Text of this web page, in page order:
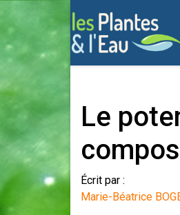
Le
Écrit par :
Marie-Béatrice